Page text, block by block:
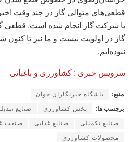
قطعی‌های متوالی گاز در چند وقت اخیر
با شرکت گاز انجام شده است. قطعی
گاز در اولویت نیست و ما نیز تا کنون
نبوده‌ایم.
سرویس خبری : کشاورزی و باغبانی
منبع: باشگاه خبرنگاران جوان
برچسب ها: بخش کشاورزی صنایع
صنایع تکمیلی صنایع غذایی صنعت
محصولات کشاورزی